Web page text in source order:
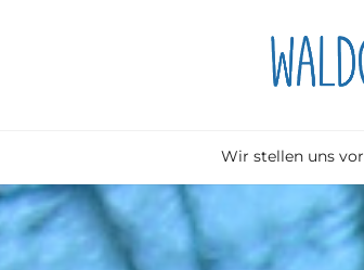
Wir stellen uns vor